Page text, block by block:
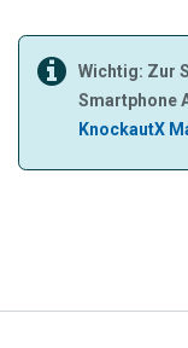
Wichtig: Zur
Smartphone
KnockautX